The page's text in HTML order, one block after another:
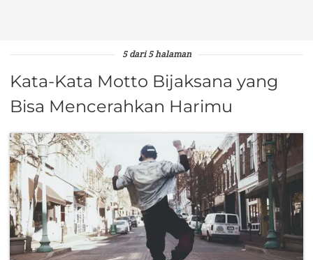
5 dari 5 halaman
Kata-Kata Motto Bijaksana yang
Bisa Mencerahkan Harimu